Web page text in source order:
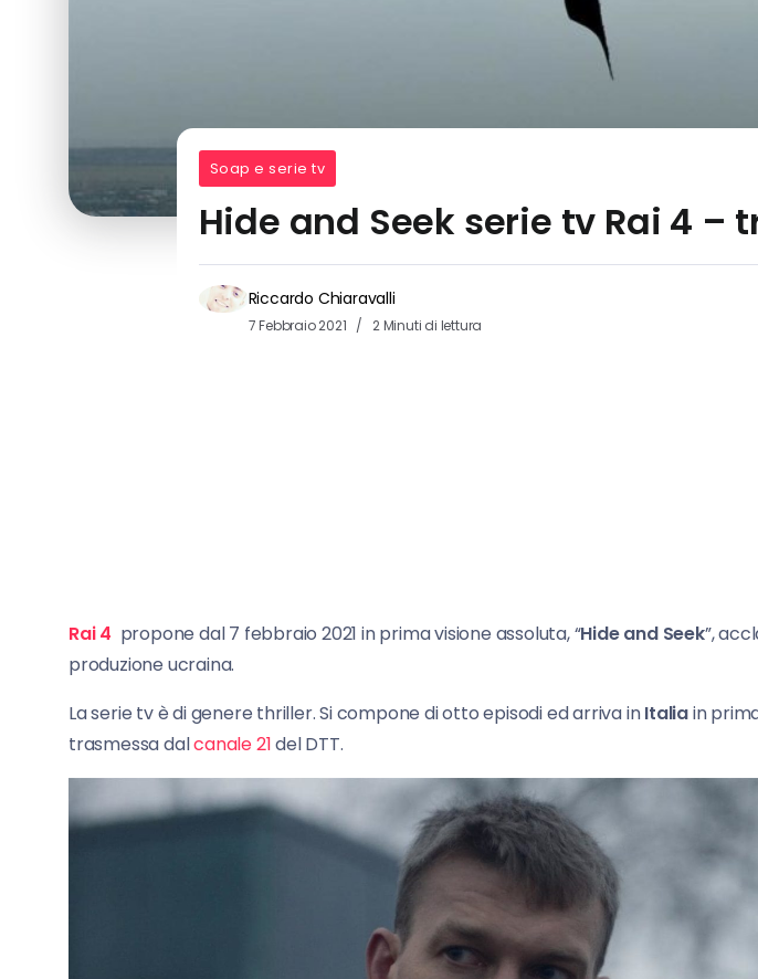
Soap e serie tv
Hide and Seek serie tv Rai 4
Riccardo Chiaravalli
7 Febbraio 2021 2 Minuti di lettura
Rai 4 propone dal 7 febbraio 2021 in prima visione assoluta, “Hide and Seek”,
produzione ucraina.
La serie tv è di genere thriller. Si compone di otto episodi ed arriva inItaliain
trasmessa dalcanale 21del DTT.